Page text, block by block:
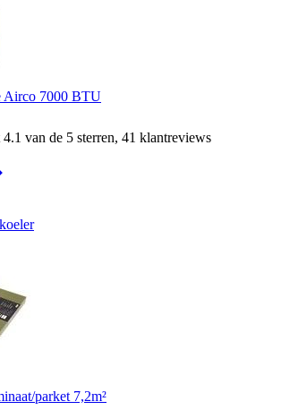
Airco 7000 BTU
van de 5 sterren, 41 klantreviews
parket 7,2m²